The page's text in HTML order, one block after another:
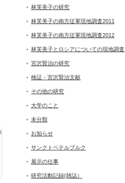
林芙美子の研究
林芙美子の南方従軍現地調査2011
林芙美子の南方従軍現地調査2012
林芙美子とロシアについての現地調査
宮沢賢治の研究
検証・宮沢賢治文献
その他の研究
大学のこと
未分類
お知らせ
サンクトペテルブルク
展示の仕事
研究活動記録(雑誌）